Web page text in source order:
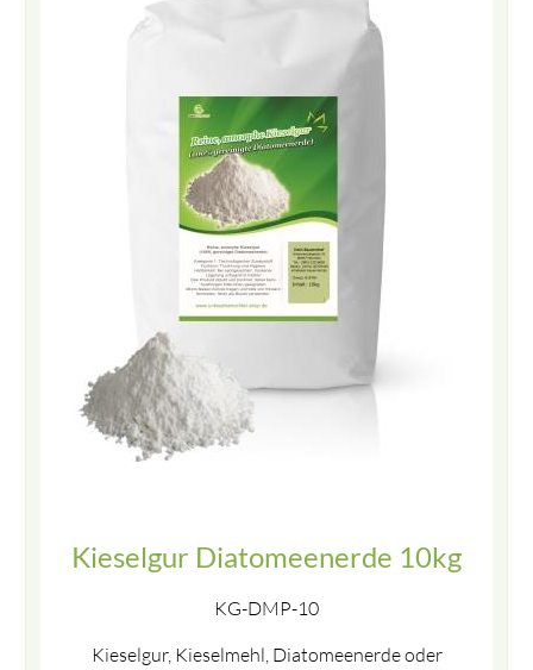
Kieselgur Diatomeenerde 10kg
KG-DMP-10
Kieselgur, Kieselmehl, Diatomeenerde oder